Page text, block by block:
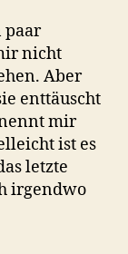
paar
nicht
Aber
enttäuscht
mir
ist es
letzte
irgendwo